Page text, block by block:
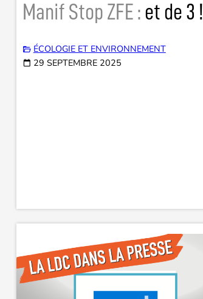
Manif Stop ZFE : et de 3 !
ÉCOLOGIE ET ENVIRONNEMENT
29 SEPTEMBRE 2025